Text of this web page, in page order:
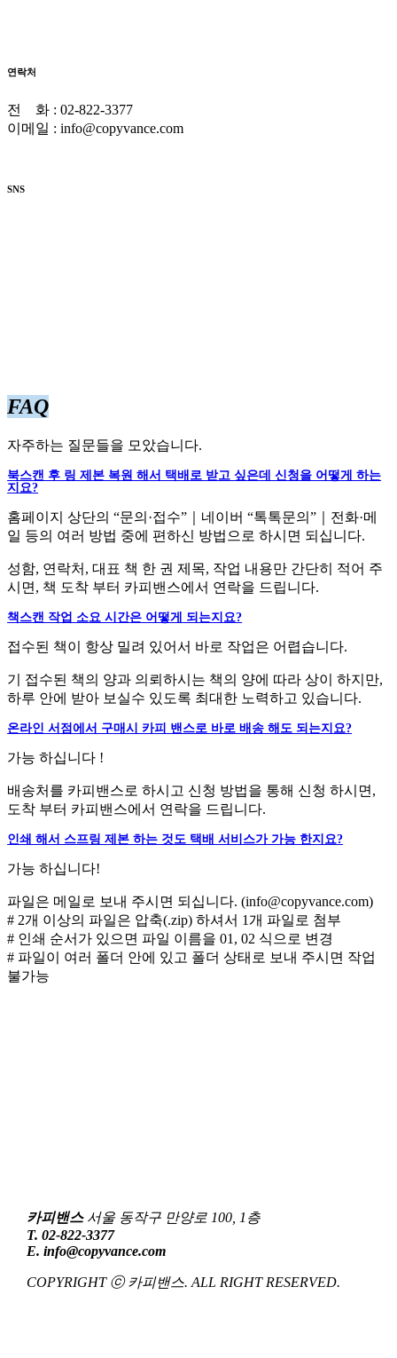
연락처
전 화 : 02-822-3377
이메일 : info@copyvance.com
SNS
FAQ
자주하는 질문들을 모았습니다.
북스캔 후 링 제본 복원 해서 택배로 받고 싶은데 신청을 어떻게 하는
지요?
홈페이지 상단의 “문의·접수”｜네이버 “톡톡문의”｜전화·메
일 등의 여러 방법 중에 편하신 방법으로 하시면 되십니다.
성함, 연락처, 대표 책 한 권 제목, 작업 내용만 간단히 적어 주
시면, 책 도착 부터 카피밴스에서 연락을 드립니다.
책스캔 작업 소요 시간은 어떻게 되는지요?
접수된 책이 항상 밀려 있어서 바로 작업은 어렵습니다.
기 접수된 책의 양과 의뢰하시는 책의 양에 따라 상이 하지만,
하루 안에 받아 보실수 있도록 최대한 노력하고 있습니다.
온라인 서점에서 구매시 카피 밴스로 바로 배송 해도 되는지요?
가능 하십니다 !
배송처를 카피밴스로 하시고 신청 방법을 통해 신청 하시면,
도착 부터 카피밴스에서 연락을 드립니다.
인쇄 해서 스프링 제본 하는 것도 택배 서비스가 가능 한지요?
가능 하십니다!
파일은 메일로 보내 주시면 되십니다. (info@copyvance.com)
# 2개 이상의 파일은 압축(.zip) 하셔서 1개 파일로 첨부
# 인쇄 순서가 있으면 파일 이름을 01, 02 식으로 변경
# 파일이 여러 폴더 안에 있고 폴더 상태로 보내 주시면 작업
불가능
카피밴스서울 동작구 만양로 100, 1층
T. 02-822-3377
E. info@copyvance.com
COPYRIGHT ⓒ 카피밴스. ALL RIGHT RESERVED.